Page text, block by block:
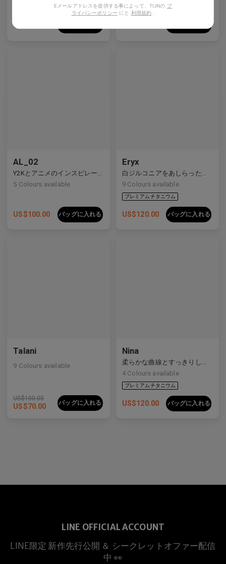
US$
AL_02
Y2Kとアニメのインスピレーションを受けたディテールを備えた洗練されたハーフリムデザイン。
5 Colours available
US$100.00 バッグに入れる
Eryx
白ジルコニアをあしらったプレミアムチタンの長方形フレームは、前衛的なデザインと強烈な輝きを見せています。
9 Colours available
US$120.00 バッグに入れる
Talani
9 Colours available
US$100.00
US$70.00 バッグに入れる
Nina
柔らかな曲線とすっきりしたラインをバランスよく備えた洗練された複合素材フレーム。
4 Colours available
US$120.00 バッグに入れる
LINE OFFICIAL ACCOUNT
LINE限定 新作先行公開 ＆ シークレットオファー配信
中 👀
Eメールアドレスを提供する事によって、TIJNの プ
ライバシーポリシー にと 利用規約 .